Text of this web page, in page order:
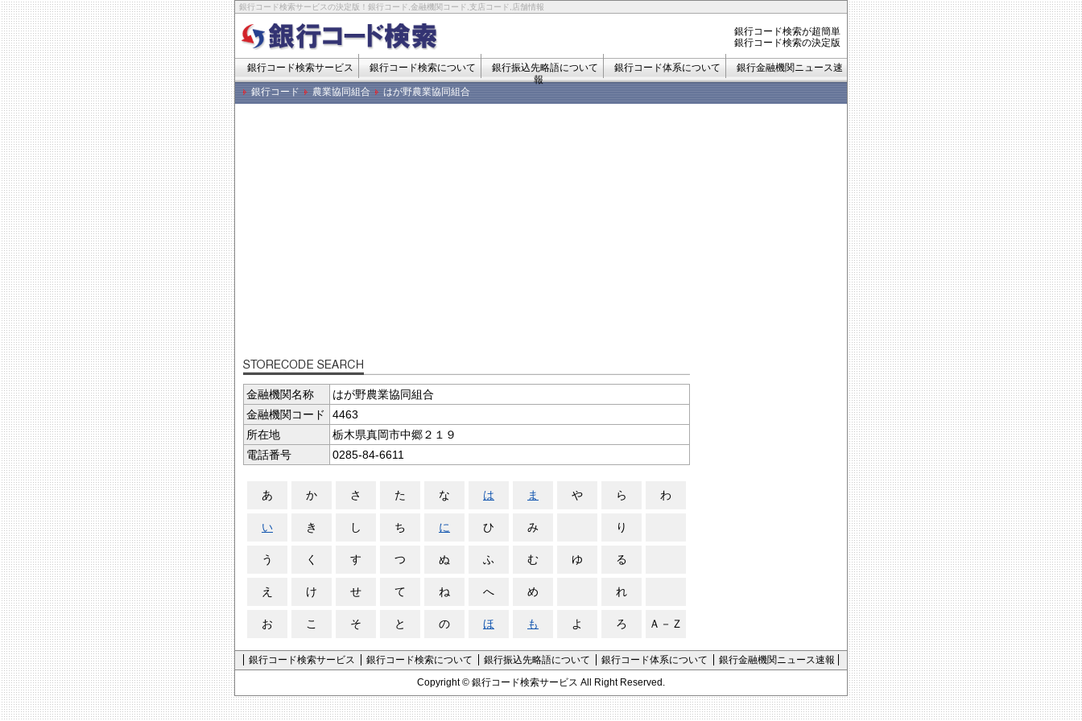
銀行コード検索サービスの決定版！銀行コード,金融機関コード,支店コード,店舗情報
銀行コード検索が超簡単
銀行コード検索の決定版
銀行コード検索サービス 銀行コード検索について 銀行振込先略語について 銀行コード体系について
銀行金融機関ニュース速
報
銀行コード
農業協同組合 はが野農業協同組合
金融機関名称
はが野農業協同組合
金融機関コード
4463
所在地
栃木県真岡市中郷２１９
電話番号
0285-84-6611
あ か さ た な は ま や ら わ
い き し ち に ひ み り
う く す つ ぬ ふ む ゆ る
え け せ て ね へ め れ
お こ そ と の ほ も よ ろ Ａ－Ｚ
銀行コード検索サービス 銀行コード検索について 銀行振込先略語について 銀行コード体系について
銀行金融機関ニュース速報
Copyright © 銀行コード検索サービス All Right Reserved.